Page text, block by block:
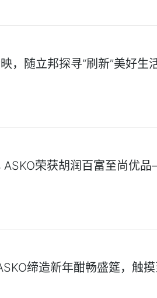
，随立邦探寻“刷新”美好生
ASKO荣获胡润百富至尚优
缔造新年酣畅盛筵，触